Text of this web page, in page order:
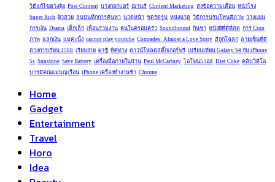
วิธีแก้ไขฮวงจุ้ย Post Content บางกอกแอร์ ฌานสี่ Content Marketing ส่งข้อความเตือน หนังโรง
Super Rich ผิวสวย ลบบันทึกการค้นหา นวดหน้า ชุดรัดรูป หนังน่าดู วิธีการปรับโทนสีภาพ วางแผน
การเงิน Drama เด็กเล็ก เพื่อนร่วมงาน คนในครอบครัว Soundhound กินชา หนังผีที่ดีที่สุด การ Crop
ภาพ แลกเงิน แม่คะนิ้ง cannot play youtube Comrades: Almost a Love Story สีถูกโฉลก ลายเซ็นที่ดี
ดวงการเรียน 2568 เรียบง่าย ผาชู้ ทิศทาง ดาวน์โหลดสติ๊กเกอร์ฟรี เปรียบเทียบ Galaxy S4 กับ iPhone
5s Sunshine Save Battery เครื่องมือภายในบ้าน Paul McCartney ไอโฟน5 เอส Diet Coke คลิปวิดีโอ
บารมีคุณแม่บุญเรือน iPhone เครื่องทำงานช้า Chrome
Home
Gadget
Entertainment
Travel
Horo
Idea